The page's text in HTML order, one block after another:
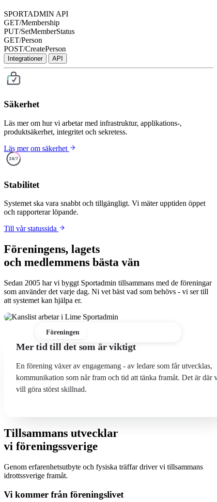
SPORTADMIN API
GET/Membership
PUT/SetMemberStatus
GET/Person
POST/CreatePerson
Integrationer API
Säkerhet
Läs mer om hur vi arbetar med infrastruktur, applikations-,
produktsäkerhet, integritet och sekretess.
Läs mer om säkerhet
Stabilitet
Systemet ska vara snabbt och tillgängligt. Vi mäter upptiden öppet
och rapporterar löpande.
Till vår statussida
Föreningens, lagets
och medlemmens bästa vän
Sedan 2005 har vi byggt Sportadmin tillsammans med de föreningar
som använder det varje dag. Ni vet bäst vad som behövs - vi ser till
att systemet kan hjälpa er.
Föreningen
Mer tid till det som är viktigt
En förening växer av engagemang - av ledare som får utvecklas,
kommunikation som når fram och tid att tänka framåt. Det är där
vill göra störst skillnad.
Tillsammans utvecklar
vi föreningssverige
Genom erfarenhetsutbyte och fysiska träffar driver vi tillsammans
idrottssverige framåt.
Vi kommer från föreningslivet